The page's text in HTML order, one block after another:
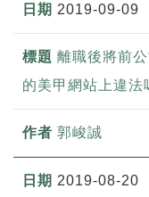
2019-09-09
離職後將前
的美甲網站上違法
郭峻誠
2019-08-20